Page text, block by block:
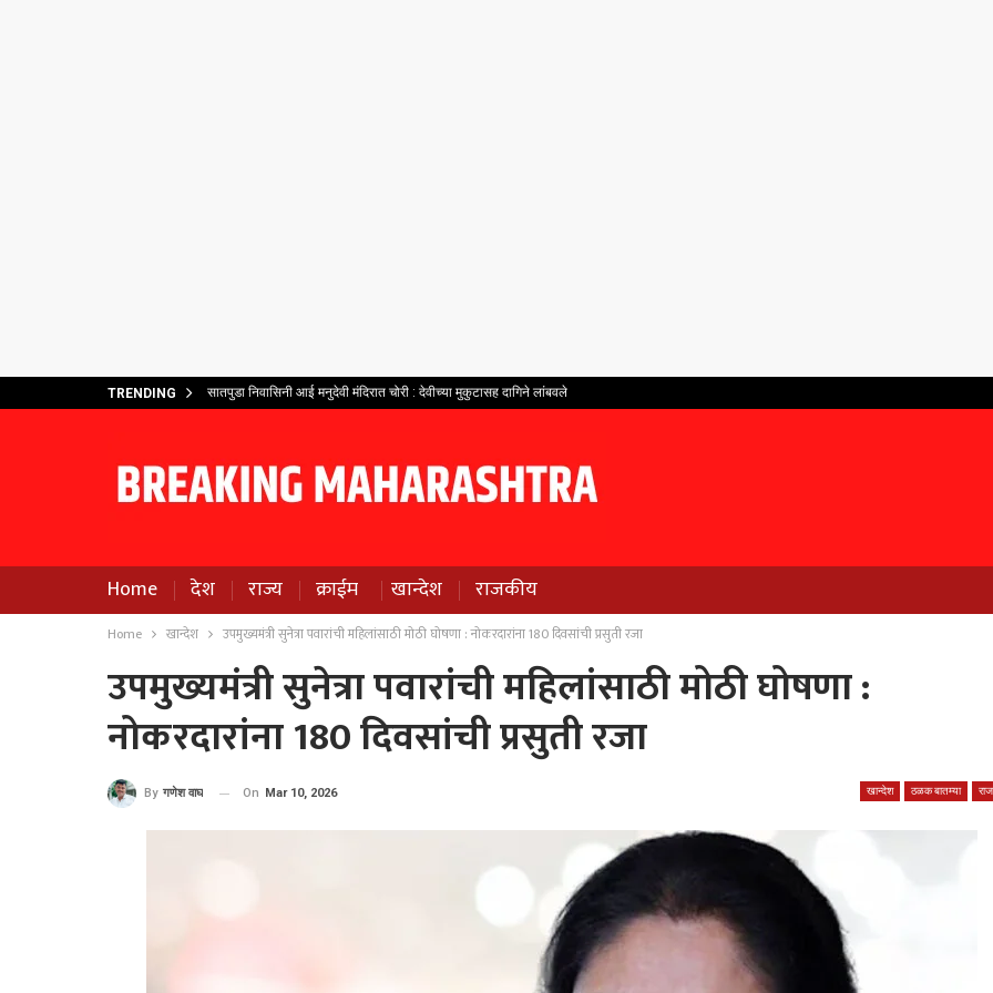
TRENDING सातपुडा निवासिनी आई मनुदेवी मंदिरात चोरी : देवीच्या मुकुटासह दागिने लांबवले
Home देश राज्य क्राईम खान्देश राजकीय
Home खान्देश उपमुख्यमंत्री सुनेत्रा पवारांची महिलांसाठी मोठी घोषणा : नोकरदारांना 180 दिवसांची प्रसुती रजा
उपमुख्यमंत्री सुनेत्रा पवारांची महिलांसाठी मोठी घोषणा :
नोकरदारांना 180 दिवसांची प्रसुती रजा
खान्देश ठळक बातम्या
By गणेश वाघ On Mar 10, 2026